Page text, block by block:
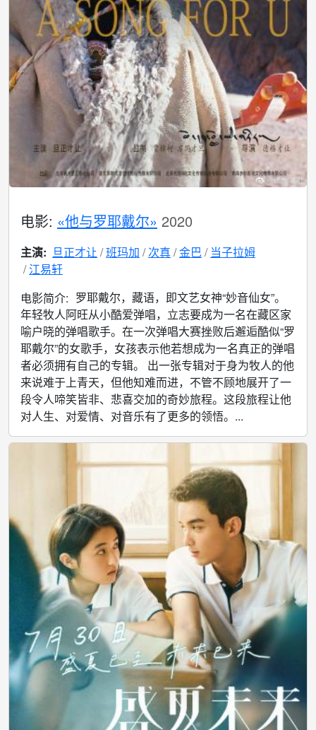
电影: «他与罗耶戴尔» 2020
主演: 旦正才让 班玛加 次真 金巴
当子拉姆
江易轩
电影简介: 罗耶戴尔，藏语，即文艺女神“妙音仙女”。
年轻牧人阿旺从小酷爱弹唱，立志要成为一名在藏区家
喻户晓的弹唱歌手。在一次弹唱大赛挫败后邂逅酷似“罗
耶戴尔”的女歌手，女孩表示他若想成为一名真正的弹唱
者必须拥有自己的专辑。 出一张专辑对于身为牧人的他
来说难于上青天，但他知难而进，不管不顾地展开了一
段令人啼笑皆非、悲喜交加的奇妙旅程。这段旅程让他
对人生、对爱情、对音乐有了更多的领悟。...